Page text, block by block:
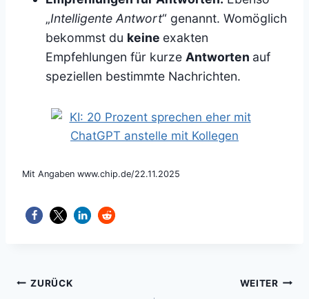
„Intelligente Antwort“ genannt. Womöglich
bekommst du keine exakten
Empfehlungen für kurze Antworten auf
speziellen bestimmte Nachrichten.
Mit Angaben www.chip.de/22.11.2025
Beitragsnavigation
ZURÜCK WEITER